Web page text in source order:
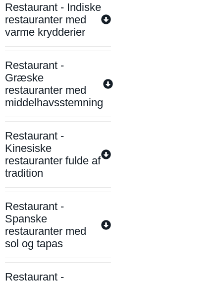
Restaurant - Indiske
restauranter med
varme krydderier
Restaurant -
Græske
restauranter med
middelhavsstemning
Restaurant -
Kinesiske
restauranter fulde af
tradition
Restaurant -
Spanske
restauranter med
sol og tapas
Restaurant -